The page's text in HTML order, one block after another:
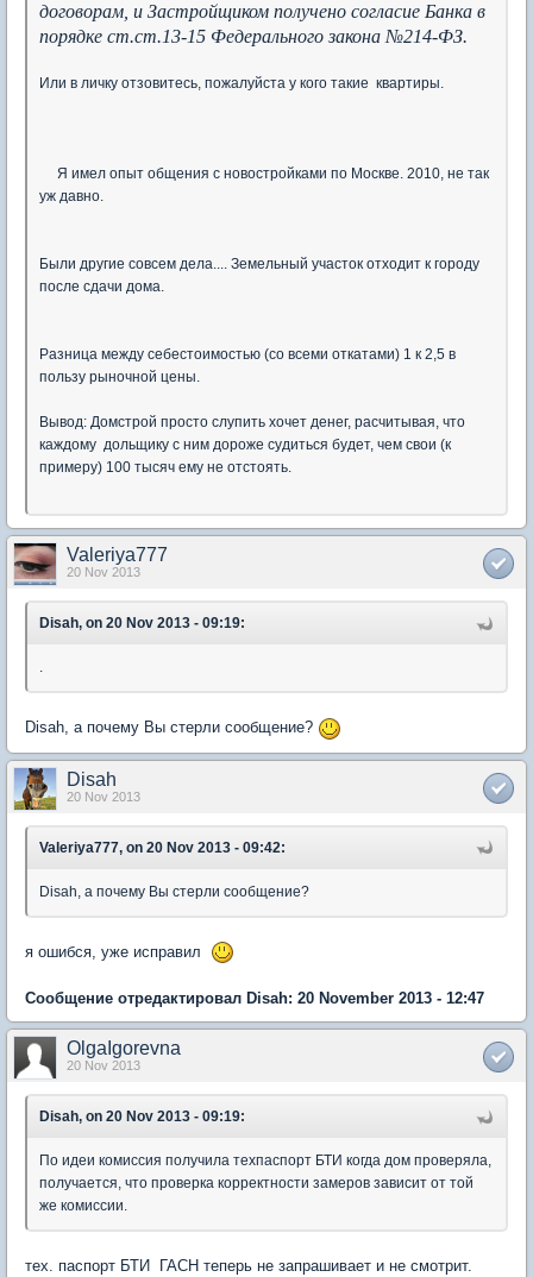
договорам, и Застройщиком получено согласие Банка в
порядке ст.ст.13-15 Федерального закона №214-ФЗ.
Или в личку отзовитесь, пожалуйста у кого такие квартиры.
Я имел опыт общения с новостройками по Москве. 2010, не так
уж давно.
Были другие совсем дела.... Земельный участок отходит к городу
после сдачи дома.
Разница между себестоимостью (со всеми откатами) 1 к 2,5 в
пользу рыночной цены.
Вывод: Домстрой просто слупить хочет денег, расчитывая, что
каждому дольщику с ним дороже судиться будет, чем свои (к
примеру) 100 тысяч ему не отстоять.
Valeriya777
20 Nov 2013
Disah, on 20 Nov 2013 - 09:19:
.
Disah, а почему Вы стерли сообщение?
Disah
20 Nov 2013
Valeriya777, on 20 Nov 2013 - 09:42:
Disah, а почему Вы стерли сообщение?
я ошибся, уже исправил
Сообщение отредактировал Disah: 20 November 2013 - 12:47
OlgaIgorevna
20 Nov 2013
Disah, on 20 Nov 2013 - 09:19:
По идеи комиссия получила техпаспорт БТИ когда дом проверяла,
получается, что проверка корректности замеров зависит от той
же комиссии.
тех. паспорт БТИ ГАСН теперь не запрашивает и не смотрит.